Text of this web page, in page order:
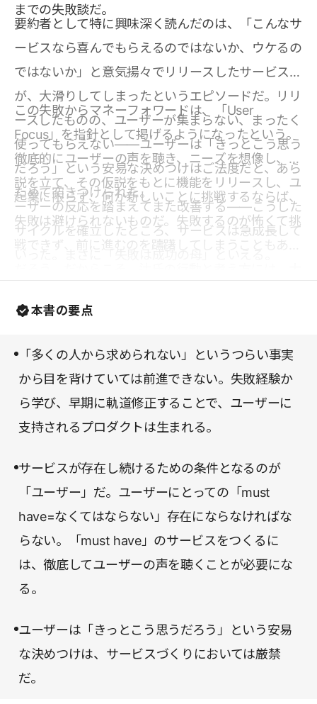
までの失敗談だ。
要約者として特に興味深く読んだのは、「こんなサ
ービスなら喜んでもらえるのではないか、ウケるの
ではないか」と意気揚々でリリースしたサービス
が、大滑りしてしまったというエピソードだ。リリ
ースしたものの、ユーザーが集まらない、まったく
使ってもらえない――ユーザーは「きっとこう思う
だろう」という安易な決めつけはご法度だと、あら
ためて突きつけられた。
この失敗からマネーフォワードは、「User
Focus」を指針として掲げるようになったという。
徹底的にユーザーの声を聴き、ニーズを想像し、仮
説を立て、その仮説をもとに機能をリリースし、ユ
ーザーの反応を踏まえてまた改善する――こうした
サイクルを確立したところ、サービスは急成長して
起業に限らず、何か新しいことに挑戦するならば、
失敗は避けられないものだ。失敗するのが怖くて挑
戦できず、前に進むのを躊躇してしまうこともある
から一読をおすすめしたい。
本書の要点
「多くの人から求められない」というつらい事実
から目を背けていては前進できない。失敗経験か
ら学び、早期に軌道修正することで、ユーザーに
支持されるプロダクトは生まれる。
サービスが存在し続けるための条件となるのが
「ユーザー」だ。ユーザーにとっての「must
have=なくてはならない」存在にならなければな
らない。「must have」のサービスをつくるに
は、徹底してユーザーの声を聴くことが必要にな
る。
ユーザーは「きっとこう思うだろう」という安易
な決めつけは、サービスづくりにおいては厳禁
だ。